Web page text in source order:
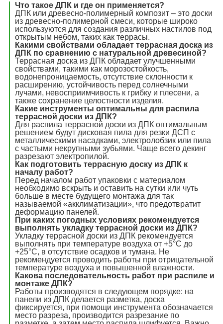
Что такое ДПК и где он применяется?
ДПК или древесно-полимерный композит – это доски
из древесно-полимерной смеси, которые широко
используются для создания различных настилов под
открытым небом, таких как террасы.
Какими свойствами обладает террасная доска из
ДПК по сравнению с натуральной древесиной?
Террасная доска из ДПК обладает улучшенными
свойствами, такими как морозостойкость,
водонепроницаемость, отсутствие склонности к
расширению, устойчивость перед солнечными
лучами, невосприимчивость к грибку и плесени, а
также сохранение целостности изделия.
Какие инструменты оптимальны для распила
террасной доски из ДПК?
Для распила террасной доски из ДПК оптимальным
решением будут дисковая пила для резки ДСП с
металлическими насадками, электролобзик или пила
с частыми некрупными зубьями. Чаще всего декинг
разрезают электропилой.
Как подготовить террасную доску из ДПК к
началу работ?
Перед началом работ упаковки с материалом
необходимо вскрыть и оставить на сутки или чуть
больше в месте будущего монтажа для так
называемой «акклиматизации», что предотвратит
деформацию панелей.
При каких погодных условиях рекомендуется
выполнять укладку террасной доски из ДПК?
Укладку террасной доски из ДПК рекомендуется
выполнять при температуре воздуха от +5°С до
+25°С, в отсутствие осадков и тумана. Не
рекомендуется проводить работы при отрицательной
температуре воздуха и повышенной влажности.
Какова последовательность работ при распиле и
монтаже ДПК?
Работы производятся в следующем порядке: на
панели из ДПК делается разметка, доска
фиксируется, при помощи инструмента обозначается
место разреза, производится разрезание по